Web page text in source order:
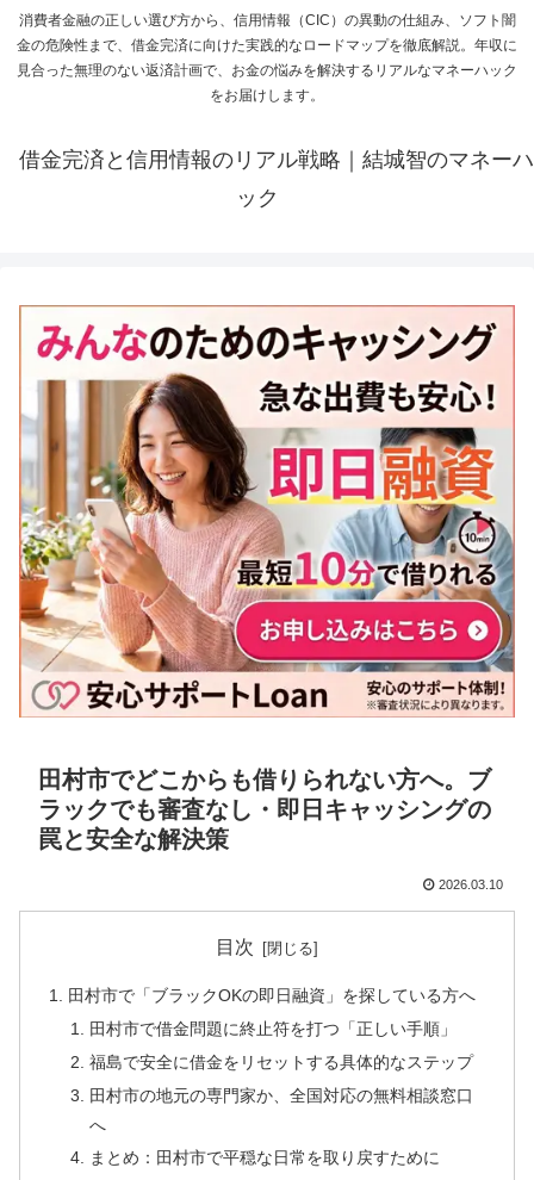
消費者金融の正しい選び方から、信用情報（CIC）の異動の仕組み、ソフト闇
金の危険性まで、借金完済に向けた実践的なロードマップを徹底解説。年収に
見合った無理のない返済計画で、お金の悩みを解決するリアルなマネーハック
をお届けします。
借金完済と信用情報のリアル戦略｜結城智のマネーハ
ック
田村市でどこからも借りられない方へ。ブ
ラックでも審査なし・即日キャッシングの
罠と安全な解決策
2026.03.10
目次
田村市で「ブラックOKの即日融資」を探している方へ
田村市で借金問題に終止符を打つ「正しい手順」
福島で安全に借金をリセットする具体的なステップ
田村市の地元の専門家か、全国対応の無料相談窓口
へ
まとめ：田村市で平穏な日常を取り戻すために